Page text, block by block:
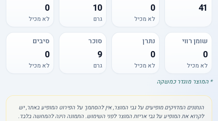
41
0
לא מכיל
10
גרם
0
לא מכיל
שומן רווי
0
לא מכיל
נתרן
0
לא מכיל
סוכר
9
גרם
סיבים
0
לא מכיל
* המוצר מוגדר כמשקה
הנתונים המדויקים מופיעים על גבי המוצר, אין להסתמך על הפירוט המופיע באתר, יש
לקרוא את המופיע על גבי אריזת המוצר לפני השימוש. התמונה הינה להמחשה בלבד.